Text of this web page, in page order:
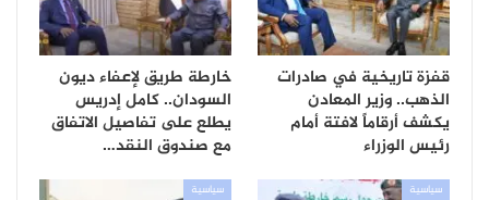
قفزة تاريخية في صادرات
الذهب.. وزير المعادن
يكشف أرقاماً لافتة أمام
رئيس الوزراء
خارطة طريق لإعفاء ديون
السودان.. كامل إدريس
يطلع على تفاصيل الاتفاق
مع صندوق النقد…
سياسية سياسية